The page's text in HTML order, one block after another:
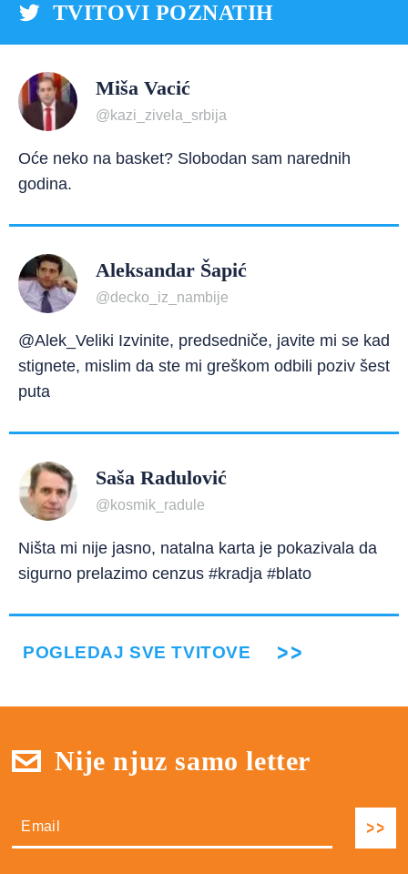
TVITOVI POZNATIH
Miša Vacić
@kazi_zivela_srbija
Oće neko na basket? Slobodan sam narednih
godina.
Aleksandar Šapić
@decko_iz_nambije
@Alek_Veliki Izvinite, predsedniče, javite mi se kad
stignete, mislim da ste mi greškom odbili poziv šest
puta
Saša Radulović
@kosmik_radule
Ništa mi nije jasno, natalna karta je pokazivala da
sigurno prelazimo cenzus #kradja #blato
POGLEDAJ SVE TVITOVE
Nije njuz samo letter